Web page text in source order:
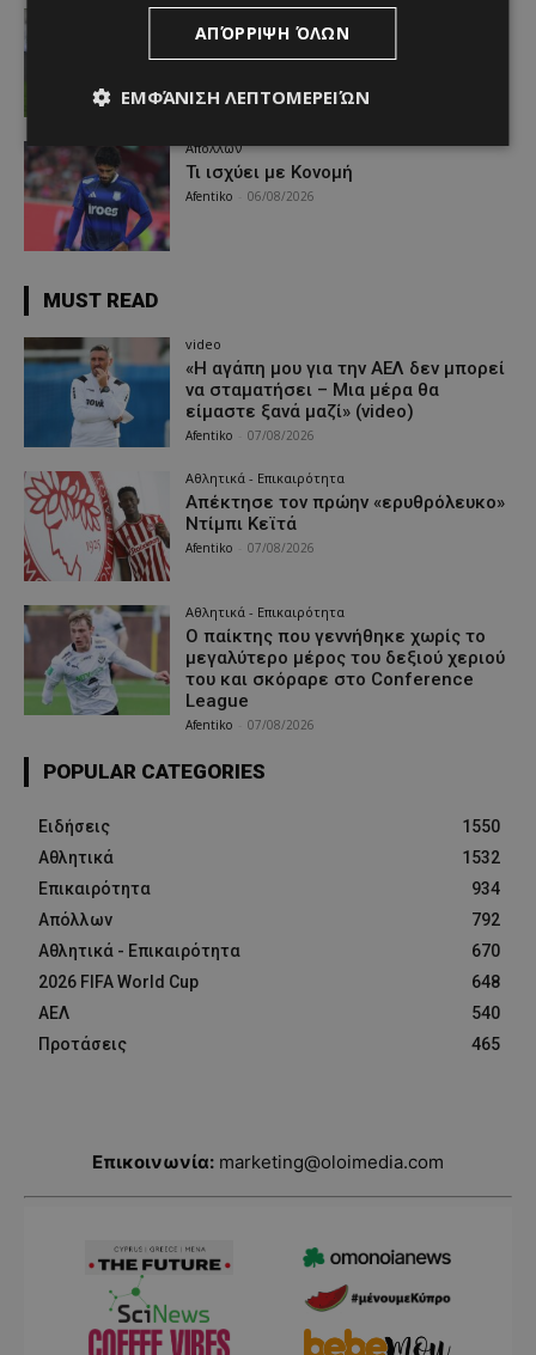
Αθλητικά - Επικαιρότητα
Παραμένει ο Ενρίκες – Παίρνει και
Χάιρο
Απόλλων
Τι ισχύει με Κονομή
Afentiko 06/08/2026
MUST READ
video
«Η αγάπη μου για την ΑΕΛ δεν μπορεί
να σταματήσει – Μια μέρα θα
είμαστε ξανά μαζί» (video)
Afentiko 07/08/2026
Αθλητικά - Επικαιρότητα
Απέκτησε τον πρώην «ερυθρόλευκο»
Ντίμπι Κεϊτά
Afentiko 07/08/2026
Αθλητικά - Επικαιρότητα
Ο παίκτης που γεννήθηκε χωρίς το
μεγαλύτερο μέρος του δεξιού χεριού
του και σκόραρε στο Conference
League
Afentiko 07/08/2026
POPULAR CATEGORIES
Ειδήσεις
1550
Αθλητικά
1532
Επικαιρότητα
934
Απόλλων
792
Αθλητικά - Επικαιρότητα
670
2026 FIFA World Cup
648
ΑΕΛ
540
Προτάσεις
465
Επικοινωνία: marketing@oloimedia.com
ΑΠΌΡΡΙΨΗ ΌΛΩΝ
ΕΜΦΆΝΙΣΗ ΛΕΠΤΟΜΕΡΕΙΏΝ